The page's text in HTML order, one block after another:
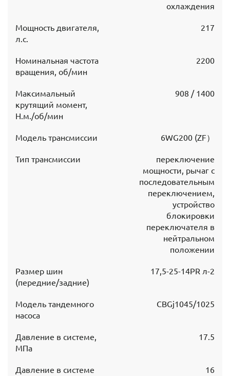
охлаждения
Мощность двигателя,
л.с.
217
Номинальная частота
вращения, об/мин
2200
Максимальный
крутящий момент,
Н.м./об/мин
908 / 1400
Модель трансмиссии 6WG200 (ZF）
Тип трансмиссии
переключение
мощности, рычаг с
последовательным
переключением,
устройство
блокировки
переключателя в
нейтральном
положении
Размер шин
(передние/задние)
17,5-25-14PR л-2
Модель тандемного
насоса
CBGj1045/1025
Давление в системе,
МПа
17.5
Давление в системе
16